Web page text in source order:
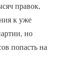
правок,
к уже
но
попасть на